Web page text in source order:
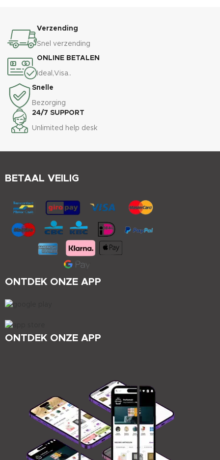
Verzending
Snel verzending
ONLINE BETALEN
Ideal,Visa..
Snelle
Bezorging
24/7 SUPPORT
Unlimited help desk
ONTDEK ONZE APP
ONTDEK ONZE APP
BETAAL VEILIG